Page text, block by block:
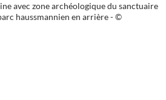
avec zone archéologique du sanctuaire
haussmannien en arrière - ©